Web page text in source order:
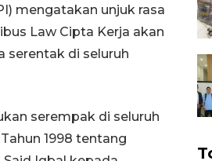
mengatakan unjuk rasa
Law Cipta Kerja akan
serentak di seluruh
serempak di seluruh
1998 tentang